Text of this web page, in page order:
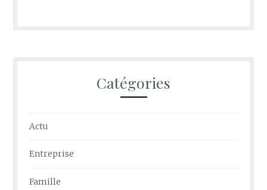
Catégories
Actu
Entreprise
Famille